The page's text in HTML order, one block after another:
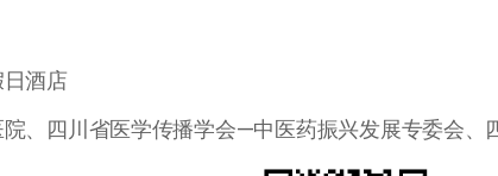
酒店
、四川省医学传播学会—中医药振兴发展专委会、